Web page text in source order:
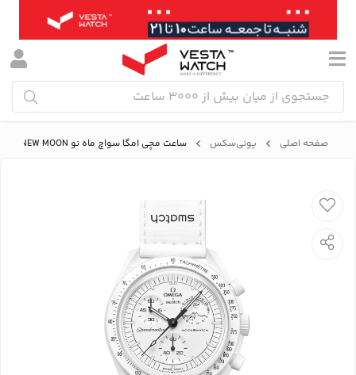
صفحه اصلی یونی‌سکس ساعت مچی امگا سواچ ماه نو Omega Swatch NEW MOON